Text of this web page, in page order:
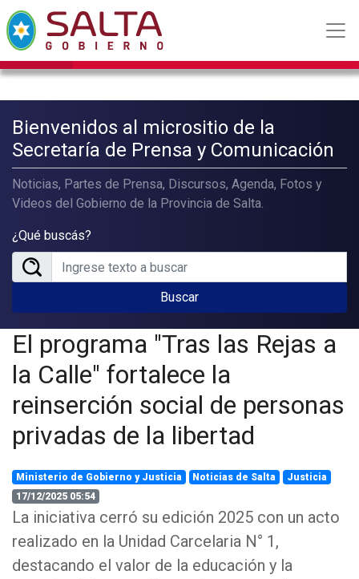
Bienvenidos al micrositio de la
Secretaría de Prensa y Comunicación
Noticias, Partes de Prensa, Discursos, Agenda, Fotos y
Videos del Gobierno de la Provincia de Salta.
¿Qué buscás?
Buscar
El programa "Tras las Rejas a
la Calle" fortalece la
reinserción social de personas
privadas de la libertad
Ministerio de Gobierno y Justicia Noticias de Salta
Justicia
17/12/2025 05:54
La iniciativa cerró su edición 2025 con un acto
realizado en la Unidad Carcelaria N° 1,
destacando el valor de la educación y la